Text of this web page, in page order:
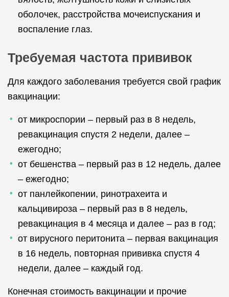
оболочек, расстройства мочеиспускания и
воспаление глаз.
Требуемая частота прививок
Для каждого заболевания требуется свой график
вакцинации:
от микроспории – первый раз в 8 недель,
ревакцинация спустя 2 недели, далее –
ежегодно;
от бешенства – первый раз в 12 недель, далее
– ежегодно;
от панлейкопении, ринотрахеита и
кальцивироза – первый раз в 8 недель,
ревакцинация в 4 месяца и далее – раз в год;
от вирусного перитонита – первая вакцинация
в 16 недель, повторная прививка спустя 4
недели, далее – каждый год.
Конечная стоимость вакцинации и прочие